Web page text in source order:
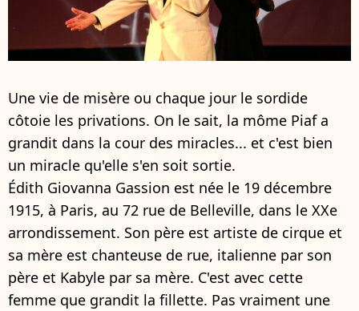
Une vie de misère ou chaque jour le sordide
côtoie les privations. On le sait, la môme Piaf a
grandit dans la cour des miracles... et c'est bien
un miracle qu'elle s'en soit sortie.
Édith Giovanna Gassion est née le 19 décembre
1915, à Paris, au 72 rue de Belleville, dans le XXe
arrondissement. Son père est artiste de cirque et
sa mère est chanteuse de rue, italienne par son
père et Kabyle par sa mère. C'est avec cette
femme que grandit la fillette. Pas vraiment une